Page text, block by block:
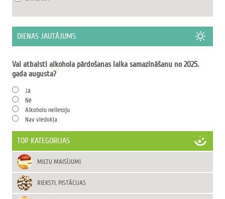
DIENAS JAUTĀJUMS
Vai atbalsti alkohola pārdošanas laika samazināšanu no 2025.
gada augusta?
Jā
Nē
Alkoholu nelietoju
Nav viedokļa
TOP KATEGORIJAS
MILTU MAISĪJUMI
RIEKSTI, PISTĀCIJAS